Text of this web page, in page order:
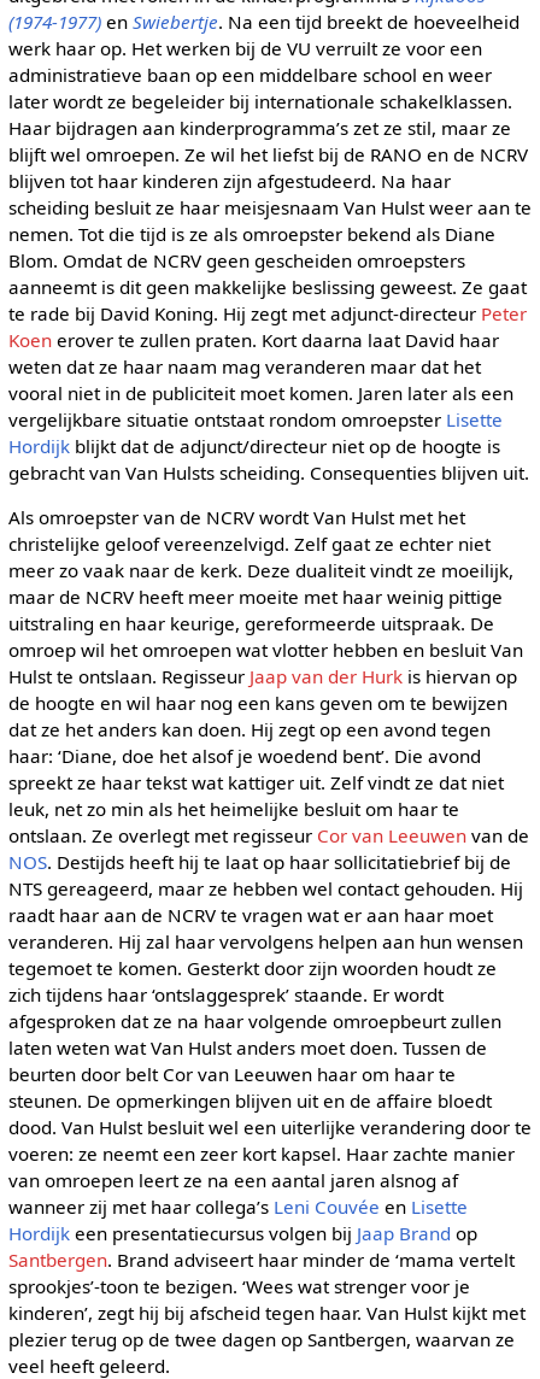
(1974-1977)en Swiebertje. Na een tijd breekt de hoeveelheid
werk haar op. Het werken bij de VU verruilt ze voor een
administratieve baan op een middelbare school en weer
later wordt ze begeleider bij internationale schakelklassen.
Haar bijdragen aan kinderprogramma’s zet ze stil, maar ze
blijft wel omroepen. Ze wil het liefst bij de RANO en de NCRV
blijven tot haar kinderen zijn afgestudeerd. Na haar
scheiding besluit ze haar meisjesnaam Van Hulst weer aan te
nemen. Tot die tijd is ze als omroepster bekend als Diane
Blom. Omdat de NCRV geen gescheiden omroepsters
aanneemt is dit geen makkelijke beslissing geweest. Ze gaat
te rade bij David Koning. Hij zegt met adjunct-directeur Peter
Koenerover te zullen praten. Kort daarna laat David haar
weten dat ze haar naam mag veranderen maar dat het
vooral niet in de publiciteit moet komen. Jaren later als een
vergelijkbare situatie ontstaat rondom omroepster Lisette
Hordijkblijkt dat de adjunct/directeur niet op de hoogte is
gebracht van Van Hulsts scheiding. Consequenties blijven uit.
Als omroepster van de NCRV wordt Van Hulst met het
christelijke geloof vereenzelvigd. Zelf gaat ze echter niet
meer zo vaak naar de kerk. Deze dualiteit vindt ze moeilijk,
maar de NCRV heeft meer moeite met haar weinig pittige
uitstraling en haar keurige, gereformeerde uitspraak. De
omroep wil het omroepen wat vlotter hebben en besluit Van
Hulst te ontslaan. Regisseur Jaap van der Hurkis hiervan op
de hoogte en wil haar nog een kans geven om te bewijzen
dat ze het anders kan doen. Hij zegt op een avond tegen
haar: ‘Diane, doe het alsof je woedend bent’. Die avond
spreekt ze haar tekst wat kattiger uit. Zelf vindt ze dat niet
leuk, net zo min als het heimelijke besluit om haar te
ontslaan. Ze overlegt met regisseur Cor van Leeuwenvan de
NOS. Destijds heeft hij te laat op haar sollicitatiebrief bij de
NTS gereageerd, maar ze hebben wel contact gehouden. Hij
raadt haar aan de NCRV te vragen wat er aan haar moet
veranderen. Hij zal haar vervolgens helpen aan hun wensen
tegemoet te komen. Gesterkt door zijn woorden houdt ze
zich tijdens haar ‘ontslaggesprek’ staande. Er wordt
afgesproken dat ze na haar volgende omroepbeurt zullen
laten weten wat Van Hulst anders moet doen. Tussen de
beurten door belt Cor van Leeuwen haar om haar te
steunen. De opmerkingen blijven uit en de affaire bloedt
dood. Van Hulst besluit wel een uiterlijke verandering door te
voeren: ze neemt een zeer kort kapsel. Haar zachte manier
van omroepen leert ze na een aantal jaren alsnog af
wanneer zij met haar collega’s Leni Couvée en Lisette
Hordijkeen presentatiecursus volgen bij Jaap Brand op
Santbergen. Brand adviseert haar minder de ‘mama vertelt
sprookjes’-toon te bezigen. ‘Wees wat strenger voor je
kinderen’, zegt hij bij afscheid tegen haar. Van Hulst kijkt met
plezier terug op de twee dagen op Santbergen, waarvan ze
veel heeft geleerd.